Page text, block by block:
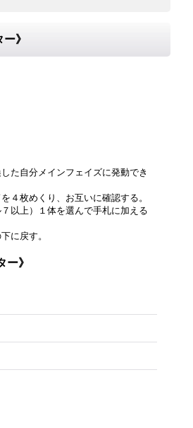
》
た自分メインフェイズに発動でき
４枚めくり、お互いに確認する。
以上）１体を選んで手札に加える
に戻す。
》